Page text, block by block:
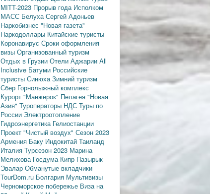
MITT-2023 Прорыв года Исполком
МАСС БелухаСергей Адоньев
Наркобизнес "Новая газета"
Наркодоллары Китайские туристы
Коронавирус Сроки оформления
визы Организованный туризм
Отдых в Грузии Отели Аджарии All
Inclusive Батуми Российские
туристы СинюхаЗимний туризм
Сбер Горнолыжный комплекс
Курорт "Манжерок" Пелагея "Новая
Азия" Туроператоры НДС Туры по
России Электроотопление
Гидроэнергетика Гелиостанции
Проект "Чистый воздух" Сезон 2023
Армения Баку Индокитай Таиланд
Италия Турсезон 2023 Марина
Мелихова Госдума Кипр Пазырык
Эвалар Обманутые вкладчики
TourDom.ru Болгария Мультивизы
Черноморское побережье Виза на